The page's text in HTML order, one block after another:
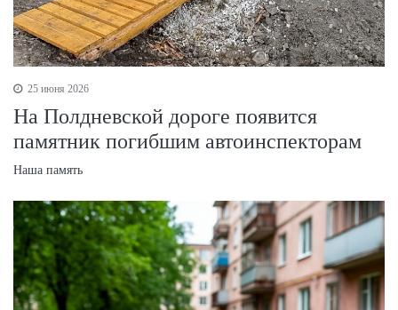
25 июня 2026
На Полдневской дороге появится
памятник погибшим автоинспекторам
Наша память